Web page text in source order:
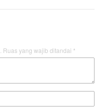
Ruas yang wajib ditandai *